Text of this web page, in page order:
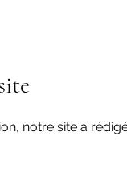
notre site a